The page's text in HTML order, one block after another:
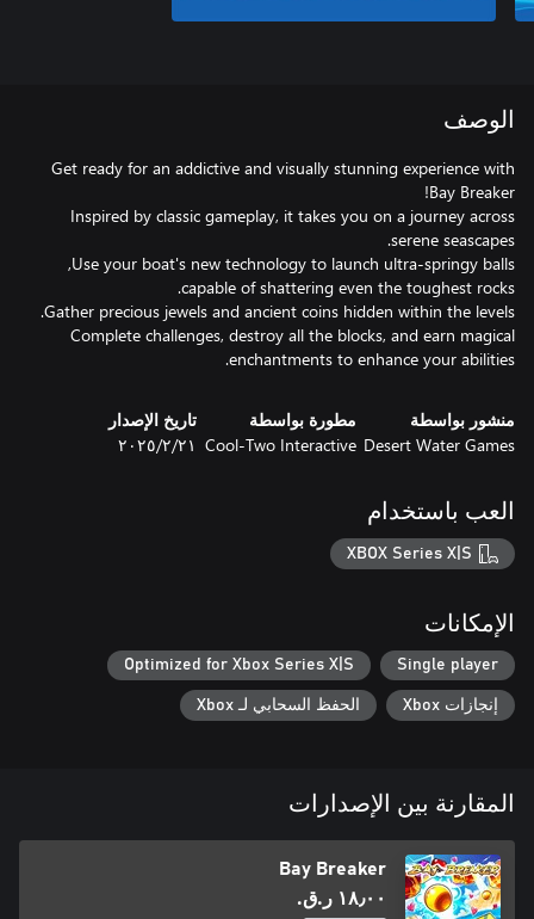
الوصف
Get ready for an addictive and visually stunning experience with
Inspired by classic gameplay, it takes you on a journey across
enchantments to enhance your abilities.
منشور بواسطة
Desert Water Games
مطورة بواسطة
Cool-Two Interactive
تاريخ الإصدار
٢١‏/٢‏/٢٠٢٥
العب باستخدام
XBOX Series X|S
الإمكانات
Single player
Optimized for Xbox Series X|S
إنجازات Xbox الحفظ السحابي لـ Xbox
المقارنة بين الإصدارات
Bay Breaker
١٨٫٠٠ ر.ق.‏